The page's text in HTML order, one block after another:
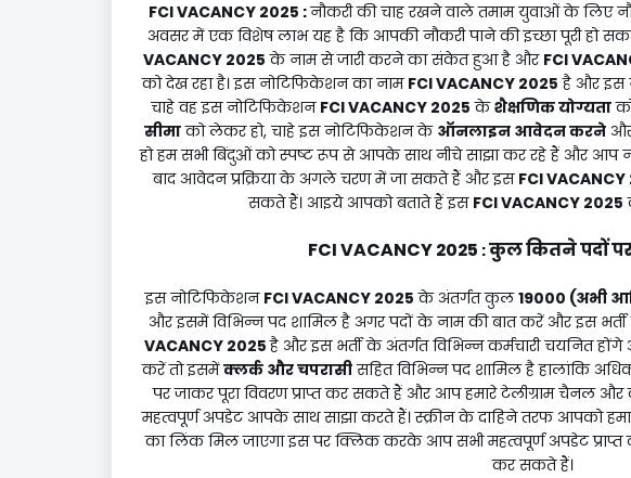
FCI VACANCY 2025 :नौकरी की चाह रखने वाले तमाम युवाओं के लिए
अवसर में एक विशेष लाभ यह है कि आपकी नौकरी पाने की इच्छा पूरी हो
VACANCY 2025 के नाम से जारी करने का संकेत हुआ है और FCI
को देख रहा है। इस नोटिफिकेशन का नाम FCI VACANCY 2025 है और इस
चाहे वह इस नोटिफिकेशन FCI VACANCY 2025 केशैक्षणिक योग्यता
सीमाको लेकर हो, चाहे इस नोटिफिकेशन के ऑनलाइन आवेदन करने
हो हम सभी बिंदुओं को स्पष्ट रूप से आपके साथ नीचे साझा कर रहे हैं और आप
बाद आवेदन प्रक्रिया के अगले चरण में जा सकते हैं और इस FCI
सकते हैं। आइये आपको बताते हैं इस FCI VACANCY 2025
FCI VACANCY 2025 :कुल कितने पदों पर
इस नोटिफिकेशन FCI VACANCY 2025 के अंतर्गत कुल19000 (अभी
और इसमें विभिन्न पद शामिल है अगर पदों के नाम की बात करें और इस
VACANCY 2025है और इस भर्ती के अंतर्गत विभिन्न कर्मचारी चयनित
करें तो इसमेंक्लर्क और चपरासीसहित विभिन्न पद शामिल है हालांकि
पर जाकर पूरा विवरण प्राप्त कर सकते हैं और आप हमारे टेलीग्राम चैनल
महत्वपूर्ण अपडेट आपके साथ साझा करते हैं। स्क्रीन के दाहिने तरफ आपको
का लिंक मिल जाएगा इस पर क्लिक करके आप सभी महत्वपूर्ण अपडेट प्राप्त
कर सकते हैं।